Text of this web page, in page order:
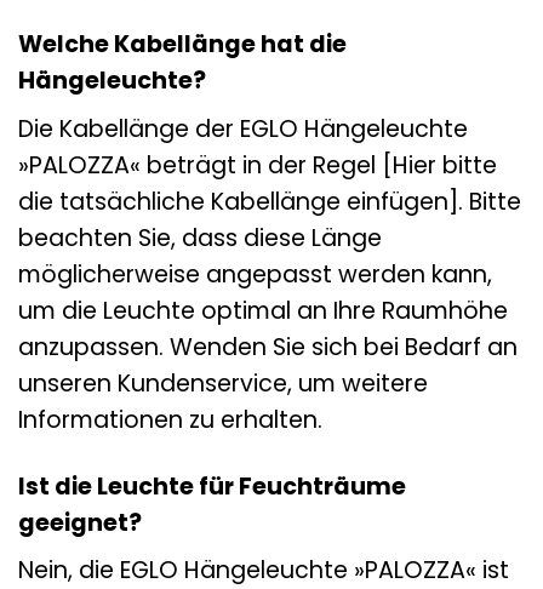
Welche Kabellänge hat die
Hängeleuchte?
Die Kabellänge der EGLO Hängeleuchte
»PALOZZA« beträgt in der Regel [Hier bitte
die tatsächliche Kabellänge einfügen]. Bitte
beachten Sie, dass diese Länge
möglicherweise angepasst werden kann,
um die Leuchte optimal an Ihre Raumhöhe
anzupassen. Wenden Sie sich bei Bedarf an
unseren Kundenservice, um weitere
Informationen zu erhalten.
Ist die Leuchte für Feuchträume
geeignet?
Nein, die EGLO Hängeleuchte »PALOZZA« ist